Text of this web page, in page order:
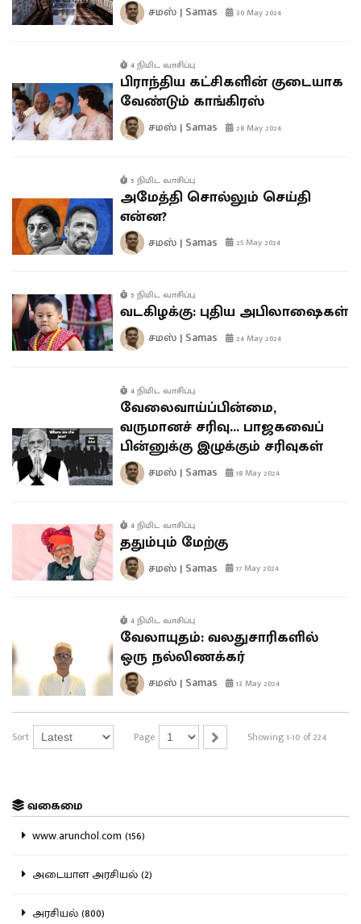
சமஸ் | Samas 30 May 2024
4 நிமிட வாசிப்பு
பிராந்திய கட்சிகளின் குடையாக
வேண்டும் காங்கிரஸ்
சமஸ் | Samas 28 May 2024
5 நிமிட வாசிப்பு
அமேத்தி சொல்லும் செய்தி
என்ன?
சமஸ் | Samas 25 May 2024
5 நிமிட வாசிப்பு
வடகிழக்கு: புதிய அபிலாஷைகள்
சமஸ் | Samas 24 May 2024
4 நிமிட வாசிப்பு
வேலைவாய்ப்பின்மை,
வருமானச் சரிவு… பாஜகவைப்
பின்னுக்கு இழுக்கும் சரிவுகள்
சமஸ் | Samas 18 May 2024
4 நிமிட வாசிப்பு
ததும்பும் மேற்கு
சமஸ் | Samas 17 May 2024
4 நிமிட வாசிப்பு
வேலாயுதம்: வலதுசாரிகளில்
ஒரு நல்லிணக்கர்
சமஸ் | Samas 13 May 2024
Sort Page Showing 1-10 of 224
வகைமை
www.arunchol.com (156)
அடையாள அரசியல் (2)
அரசியல் (800)